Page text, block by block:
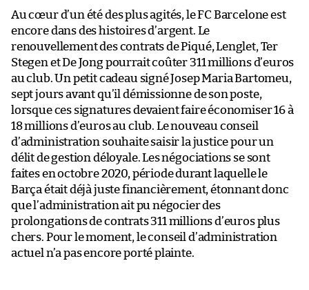
Au cœur d’un été des plus agités, le FC Barcelone est
encore dans des histoires d’argent. Le
renouvellement des contrats de Piqué, Lenglet, Ter
Stegen et De Jong pourrait coûter 311 millions d’euros
au club. Un petit cadeau signé Josep Maria Bartomeu,
sept jours avant qu’il démissionne de son poste,
lorsque ces signatures devaient faire économiser 16 à
18 millions d’euros au club. Le nouveau conseil
d’administration souhaite saisir la justice pour un
délit de gestion déloyale. Les négociations se sont
faites en octobre 2020, période durant laquelle le
Barça était déjà juste financièrement, étonnant donc
que l’administration ait pu négocier des
prolongations de contrats 311 millions d’euros plus
chers. Pour le moment, le conseil d’administration
actuel n’a pas encore porté plainte.